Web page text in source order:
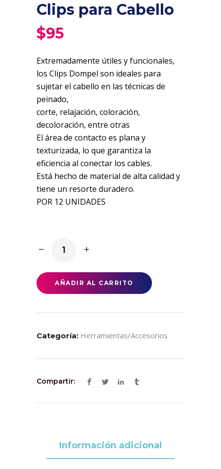
Clips para Cabello
$95
Extremadamente útiles y funcionales,
los Clips Dompel son ideales para
sujetar el cabello en las técnicas de
peinado,
corte, relajación, coloración,
decoloración, entre otras
El área de contacto es plana y
texturizada, lo que garantiza la
eficiencia al conectar los cables.
Está hecho de material de alta calidad y
tiene un resorte duradero.
POR 12 UNIDADES
quantityAÑADIR AL CARRITO
Categoría: Herramientas/accesorios
Compartir:
Información adicional